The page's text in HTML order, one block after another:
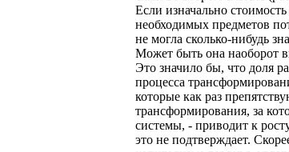
Если изначально
необходимых предметов
не могла сколько-нибудь
Может быть она наоборот
Это значило бы, что доля
процесса
которые как раз
трансформирования, за
системы, - приводит к
это не подтверждает.